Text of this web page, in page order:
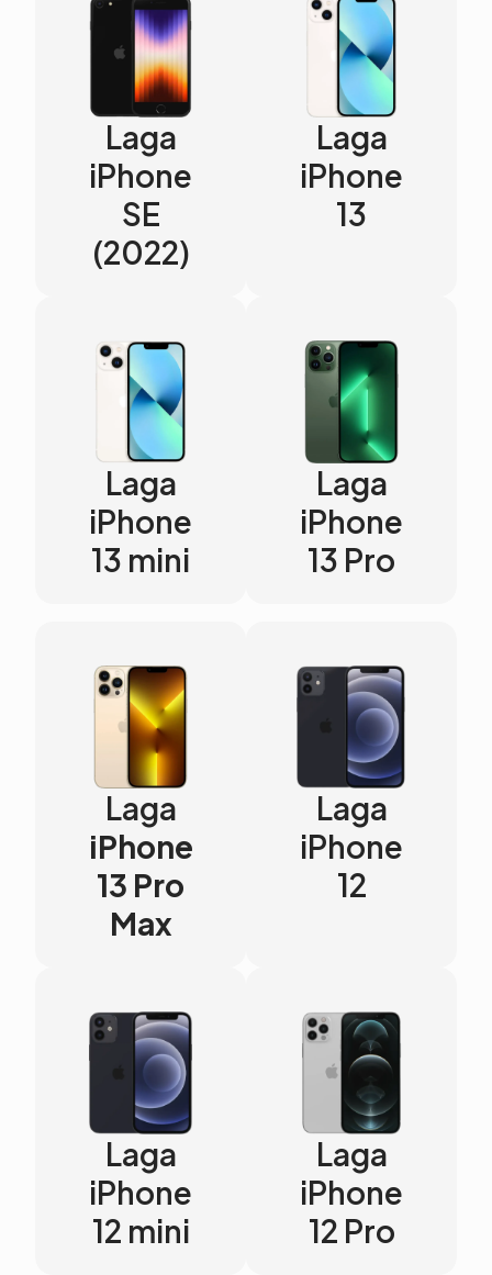
Laga
iPhone
SE
(2022)
Laga
iPhone
13
Laga
iPhone
13 mini
Laga
iPhone
13 Pro
Laga
iPhone
13 Pro
Max
Laga
iPhone
12
Laga
iPhone
12 mini
Laga
iPhone
12 Pro